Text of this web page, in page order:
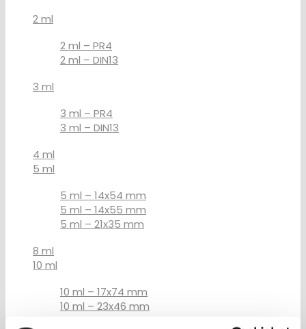
2 ml
2 ml – PR4
2 ml – DIN13
3 ml
3 ml – PR4
3 ml – DIN13
4 ml
5 ml
5 ml – 14x54 mm
5 ml – 14x55 mm
5 ml – 21x35 mm
8 ml
10 ml
10 ml – 17x74 mm
10 ml – 23x46 mm